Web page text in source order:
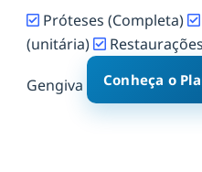
Próteses (Completa)
(unitária)
Restaurações
Gengiva Conheça o